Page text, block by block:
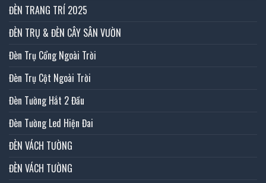
ĐÈN TRANG TRÍ 2025
ĐÈN TRỤ & ĐÈN CÂY SÂN VƯỜN
Đèn Trụ Cổng Ngoài Trời
Đèn Trụ Cột Ngoài Trời
Đèn Tường Hắt 2 Đầu
Đèn Tường Led Hiện Đai
ĐÈN VÁCH TƯỜNG
ĐÈN VÁCH TƯỜNG